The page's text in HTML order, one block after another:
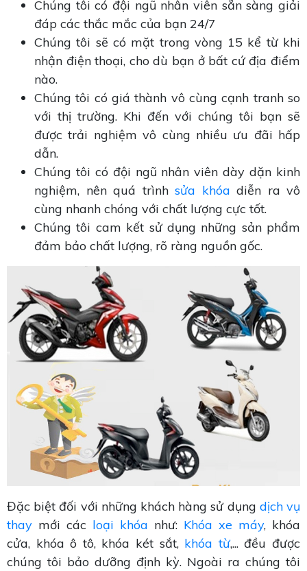
Chúng tôi có đội ngũ nhân viên sẵn sàng giải
đáp các thắc mắc của bạn 24/7
Chúng tôi sẽ có mặt trong vòng 15 kể từ khi
nhận điện thoại, cho dù bạn ở bất cứ địa điểm
nào.
Chúng tôi có giá thành vô cùng cạnh tranh so
với thị trường. Khi đến với chúng tôi bạn sẽ
được trải nghiệm vô cùng nhiều ưu đãi hấp
dẫn.
Chúng tôi có đội ngũ nhân viên dày dặn kinh
nghiệm, nên quá trình sửa khóa diễn ra vô
cùng nhanh chóng với chất lượng cực tốt.
Chúng tôi cam kết sử dụng những sản phẩm
đảm bảo chất lượng, rõ ràng nguồn gốc.
Đặc biệt đối với những khách hàng sử dụng dịch vụ
thay mới các loại khóa như: Khóa xe máy, khóa
cửa, khóa ô tô, khóa két sắt, khóa từ,... đều được
chúng tôi bảo dưỡng định kỳ. Ngoài ra chúng tôi